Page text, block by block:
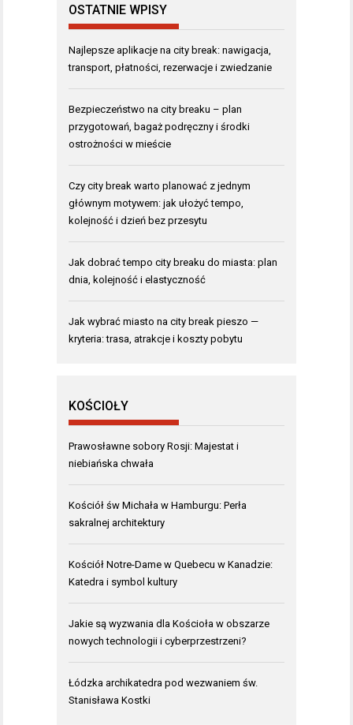
OSTATNIE WPISY
Najlepsze aplikacje na city break: nawigacja,
transport, płatności, rezerwacje i zwiedzanie
Bezpieczeństwo na city breaku – plan
przygotowań, bagaż podręczny i środki
ostrożności w mieście
Czy city break warto planować z jednym
głównym motywem: jak ułożyć tempo,
kolejność i dzień bez przesytu
Jak dobrać tempo city breaku do miasta: plan
dnia, kolejność i elastyczność
Jak wybrać miasto na city break pieszo —
kryteria: trasa, atrakcje i koszty pobytu
KOŚCIOŁY
Prawosławne sobory Rosji: Majestat i
niebiańska chwała
Kościół św Michała w Hamburgu: Perła
sakralnej architektury
Kościół Notre-Dame w Quebecu w Kanadzie:
Katedra i symbol kultury
Jakie są wyzwania dla Kościoła w obszarze
nowych technologii i cyberprzestrzeni?
Łódzka archikatedra pod wezwaniem św.
Stanisława Kostki